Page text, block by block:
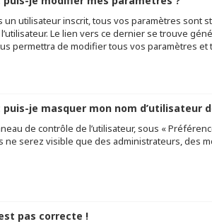
un utilisateur inscrit, tous vos paramètres sont
Le lien vers ce dernier se trouve
permettra de modifier tous vos paramètres
puis-je masquer mon nom d’utilisateur
de contrôle de l’utilisateur, sous «
ne serez visible que des administrateurs, des
pas correcte !